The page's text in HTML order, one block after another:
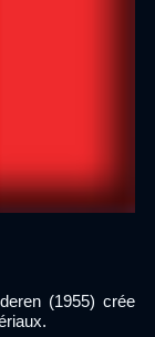
(1955) crée